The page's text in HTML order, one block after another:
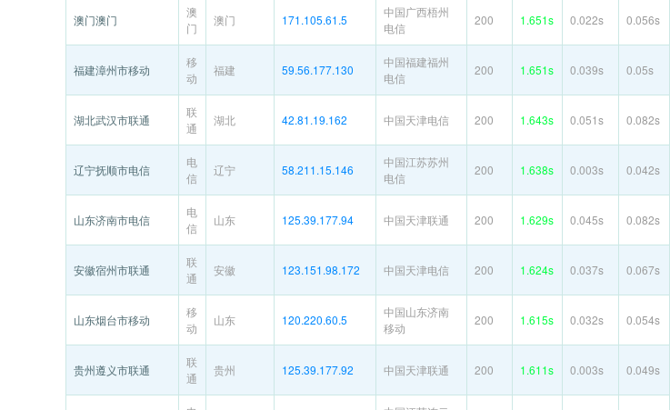
澳门澳门
澳
门
澳门 171.105.61.5
中国广西梧州
电信
200 1.651s 0.022s 0.056s
福建漳州市移动
移
动
福建 59.56.177.130
中国福建福州
电信
200 1.651s 0.039s 0.05s
湖北武汉市联通
联
通
湖北 42.81.19.162 中国天津电信 200 1.643s 0.051s 0.082s
辽宁抚顺市电信
电
信
辽宁 58.211.15.146
中国江苏苏州
电信
200 1.638s 0.003s 0.042s
山东济南市电信
电
信
山东 125.39.177.94 中国天津联通 200 1.629s 0.045s 0.082s
安徽宿州市联通
联
通
安徽 123.151.98.172 中国天津电信 200 1.624s 0.037s 0.067s
山东烟台市移动
移
动
山东 120.220.60.5
中国山东济南
移动
200 1.615s 0.032s 0.054s
贵州遵义市联通
联
通
贵州 125.39.177.92 中国天津联通 200 1.611s 0.003s 0.049s